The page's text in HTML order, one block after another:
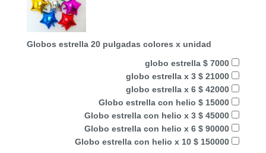
Globos estrella 20 pulgadas colores x unidad
globo estrella $ 7000
globo estrella x 3 $ 21000
globo estrella x 6 $ 42000
Globo estrella con helio $ 15000
Globo estrella con helio x 3 $ 45000
Globo estrella con helio x 6 $ 90000
Globo estrella con helio x 10 $ 150000